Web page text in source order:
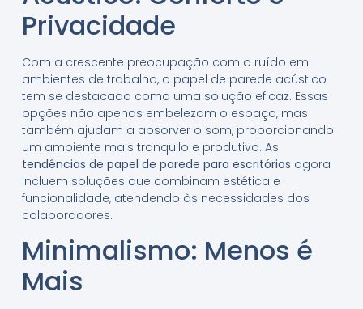
Privacidade
Com a crescente preocupação com o ruído em
ambientes de trabalho, o papel de parede acústico
tem se destacado como uma solução eficaz. Essas
opções não apenas embelezam o espaço, mas
também ajudam a absorver o som, proporcionando
um ambiente mais tranquilo e produtivo. As
tendências de papel de parede para escritórios agora
incluem soluções que combinam estética e
funcionalidade, atendendo às necessidades dos
colaboradores.
Minimalismo: Menos é
Mais